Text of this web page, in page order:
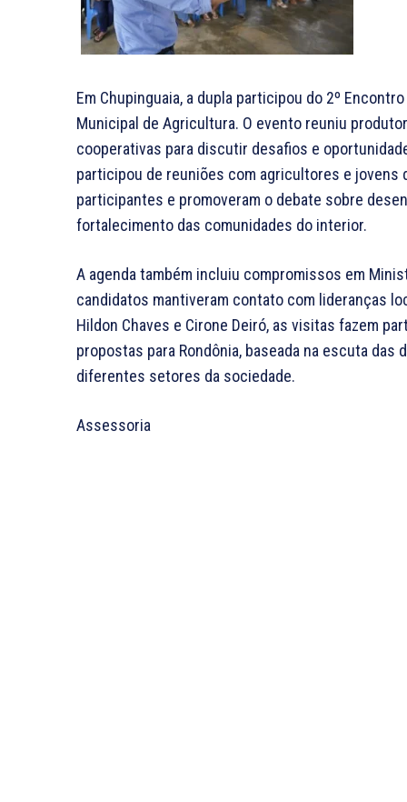
Em Chupinguaia, a dupla participou do 2º
Municipal de Agricultura. O evento reuniu
cooperativas para discutir desafios e
participou de reuniões com agricultores e jovens
participantes e promoveram o debate sobre
fortalecimento das comunidades do interior.
A agenda também incluiu compromissos em
candidatos mantiveram contato com lideranças
Hildon Chaves e Cirone Deiró, as visitas fazem
propostas para Rondônia, baseada na escuta das
diferentes setores da sociedade.
Assessoria